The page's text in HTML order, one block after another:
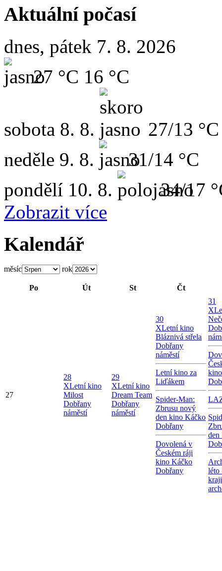
Aktuální počasí
dnes, pátek 7. 8. 2026
27 °C 16 °C
sobota 8. 8.
27/13 °C
neděle 9. 8.
31/14 °C
pondělí 10. 8.
34/17
Zobrazit více
Kalendář
měsíc rok
Po Út St Čt
27
28
XLetní kino
Milost
Dobřany
náměstí
29
XLetní kino
Dream Team
Dobřany
náměstí
30
XLetní kino
Bláznivá střela
Dobřany
náměstí
Letní kino za
Liďákem
Spider-Man:
Zbrusu nový
den kino Káčko
Dobřany
Dovolená v
Českém ráji
kino Káčko
Dobřany
31
X
den
léto